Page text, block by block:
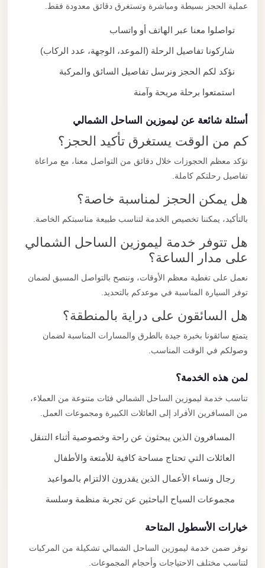
عملية الحجز بسيطة ومباشرة وتستغرق دقائق معدودة فقط.
تواصلوا معنا عبر الهاتف أو واتساب
شاركونا تفاصيل الرحلة (الموعد، الوجهة، عدد الركاب)
نؤكد لكم الحجز ونرسل تفاصيل السائق والمركبة
استمتعوا برحلة مريحة وآمنة
أسئلة شائعة عن ليموزين الساحل الشمالي
كم من الوقت يستغرق تأكيد الحجز؟
نؤكد معظم الحجوزات خلال دقائق من التواصل معنا، مع مراعاة
تفاصيل رحلتكم كاملة.
هل يمكن الحجز لمناسبة خاصة؟
بالتأكيد، يمكننا تخصيص الخدمة لتناسب طبيعة مناسبتكم الخاصة.
هل تتوفر خدمة ليموزين الساحل الشمالي
على مدار الساعة؟
نعمل على تغطية معظم الأوقات، وننصح بالتواصل المسبق لضمان
توفر السيارة المناسبة في موعدكم بالتحديد.
هل السائقون على دراية بالمنطقة؟
يتمتع سائقونا بخبرة جيدة بالطرق والمسارات المناسبة لضمان
وصولكم في الوقت المناسب.
لمن هذه الخدمة؟
تناسب خدمة ليموزين الساحل الشمالي فئات متنوعة من العملاء،
من المسافرين الأفراد إلى العائلات الكبيرة ومجموعات العمل.
المسافرون الذين يبحثون عن راحة وخصوصية أثناء التنقل
العائلات التي تحتاج مساحة كافية للأمتعة والأطفال
رجال ونساء الأعمال الذين يقدرون الالتزام بالمواعيد
مجموعات السياح الباحثين عن تجربة منظمة وسلسة
خيارات الأسطول المتاحة
نوفر ضمن خدمة ليموزين الساحل الشمالي تشكيلة من المركبات
لتناسب مختلف الاحتياجات وأحجام المجموعات.